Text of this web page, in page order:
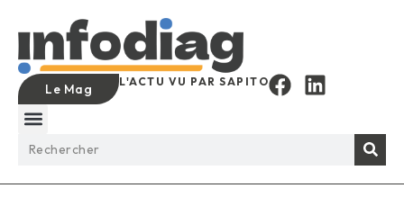
Le Mag L'ACTU VU PAR SAPITO